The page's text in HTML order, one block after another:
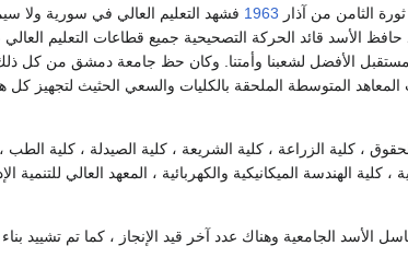
الثامن من آذار 1963 فشهد التعليم العالي في سورية ولا
الأسد قائد الحركة التصحيحية جميع قطاعات التعليم العالي
الأفضل لشعبنا وأمتنا. وكان حظ جامعة دمشق من كل
المتوسطة الملحقة بالكليات والسعي الحثيث لتجهيز كل
الحقوق ، كلية الزراعة ، كلية الشريعة ، كلية الصيدلة ، كلية
، كلية الهندسة الميكانيكية والكهربائية ، المعهد العالي
الأسد الجامعية وهناك عدد آخر قيد الإنجاز ، كما تم